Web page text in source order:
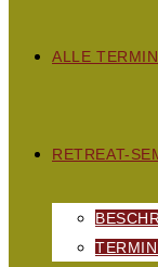
ALLE
RETREAT-